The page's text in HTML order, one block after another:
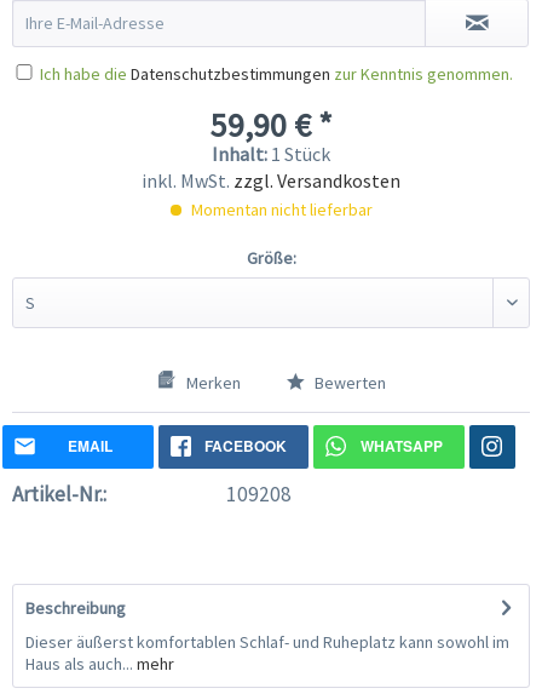
Ich habe die Datenschutzbestimmungen zur Kenntnis genommen.
59,90 € *
Inhalt: 1 Stück
inkl. MwSt. zzgl. Versandkosten
Momentan nicht lieferbar
Größe:
Merken Bewerten
EMAIL FACEBOOK WHATSAPP
Artikel-Nr.: 109208
Beschreibung
Dieser äußerst komfortablen Schlaf- und Ruheplatz kann sowohl im
Haus als auch... mehr